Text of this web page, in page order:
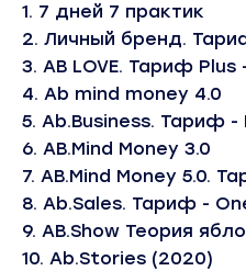
1. 7 дней 7 практик
2. Личный бренд.
3. AB LOVE. Тариф Plus
4. Ab mind money 4.0
5. Ab.Business. Тариф -
6. AB.Mind Money 3.0
7. AB.Mind Money 5.0.
8. Ab.Sales. Тариф -
9. AB.Show Теория
10. Ab.Stories (2020)